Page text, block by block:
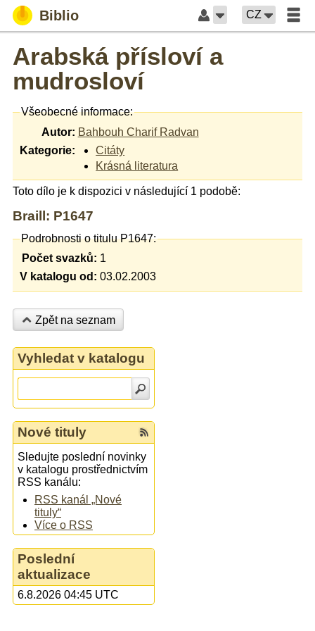
Biblio CZ
Arabská přísloví a
mudrosloví
Všeobecné informace:
Autor: Bahbouh Charif Radvan
Kategorie:
Citáty
Krásná literatura
Toto dílo je k dispozici v následující 1 podobě:
Braill: P1647
Podrobnosti o titulu P1647:
Počet svazků: 1
V katalogu od: 03.02.2003
Zpět na seznam
Vyhledat v katalogu
Nové tituly
Sledujte poslední novinky
v katalogu prostřednictvím
RSS kanálu:
RSS kanál „Nové
tituly“
Více o RSS
Poslední
aktualizace
6.8.2026 04:45 UTC